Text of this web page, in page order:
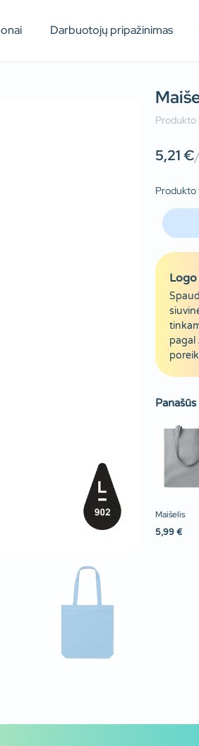
Darbuotojų pripažinimas
Produkto
5,21€
Produkto
pagal
Maišelis
5,99 €